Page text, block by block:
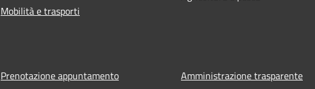
Mobilità e trasporti
Prenotazione appuntamento
Amministrazione trasparente